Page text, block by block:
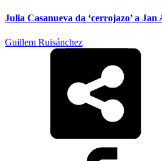
Julia Casanueva da ‘cerrojazo’ a Jan
Guillem Ruisánchez